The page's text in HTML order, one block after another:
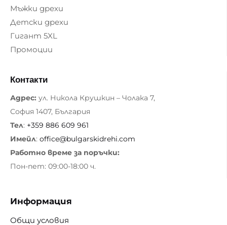
Мъжки дрехи
Детски дрехи
Гигант 5XL
Промоции
Контакти
Адрес: ул. Никола Крушкин – Чолака 7,
София 1407, България
Тел: +359 886 609 961
Имейл: office@bulgarskidrehi.com
Работно време за поръчки:
Пон-пет: 09:00-18:00 ч.
Информация
Общи условия